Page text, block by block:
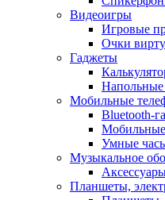
Видеоигры
Игровые
Очки
Гаджеты
Мобильные
Bluetooth-
Умные
Музыкальное
Планшеты,